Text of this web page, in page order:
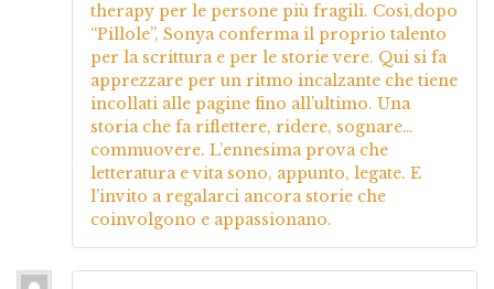
therapy per le persone più fragili. Così,dopo
“Pillole”, Sonya conferma il proprio talento
per la scrittura e per le storie vere. Qui si fa
apprezzare per un ritmo incalzante che tiene
incollati alle pagine fino all’ultimo. Una
storia che fa riflettere, ridere, sognare…
commuovere. L’ennesima prova che
letteratura e vita sono, appunto, legate. E
l’invito a regalarci ancora storie che
coinvolgono e appassionano.